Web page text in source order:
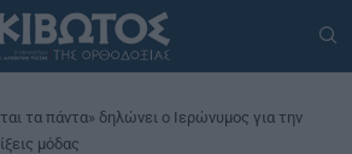
τα πάντα» δηλώνει ο Ιερώνυμος για την
μόδας